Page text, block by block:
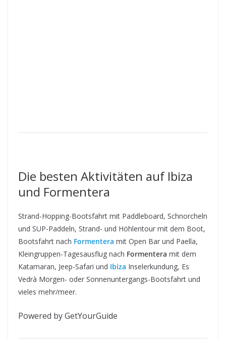
Die besten Aktivitäten auf Ibiza
und Formentera
Strand-Hopping-Bootsfahrt mit Paddleboard, Schnorcheln
und SUP-Paddeln, Strand- und Höhlentour mit dem Boot,
Bootsfahrt nach Formentera mit Open Bar und Paella,
Kleingruppen-Tagesausflug nach Formentera mit dem
Katamaran, Jeep-Safari und Ibiza Inselerkundung, Es
Vedrà Morgen- oder Sonnenuntergangs-Bootsfahrt und
vieles mehr/meer.
Powered by GetYourGuide